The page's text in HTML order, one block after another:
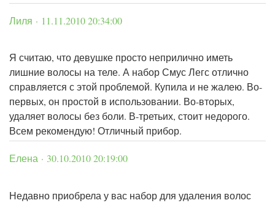
Лиля · 11.11.2010 20:34:00
Я считаю, что девушке просто неприлично иметь
лишние волосы на теле. А набор Смус Легс отлично
справляется с этой проблемой. Купила и не жалею. Во-
первых, он простой в использовании. Во-вторых,
удаляет волосы без боли. В-третьих, стоит недорого.
Всем рекомендую! Отличный прибор.
Елена · 30.10.2010 20:19:00
Недавно приобрела у вас набор для удаления волос